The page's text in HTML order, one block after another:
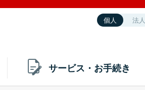
個人 法人
サービス・お手続き